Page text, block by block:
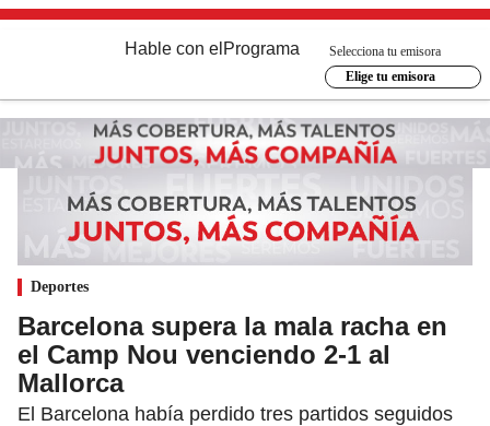
Hable con el Programa
Selecciona tu emisora
Elige tu emisora
Deportes
Barcelona supera la mala racha en
el Camp Nou venciendo 2-1 al
Mallorca
El Barcelona había perdido tres partidos seguidos